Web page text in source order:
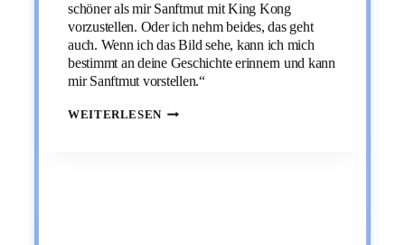
schöner als mir Sanftmut mit King Kong
vorzustellen. Oder ich nehm beides, das geht
auch. Wenn ich das Bild sehe, kann ich mich
bestimmt an deine Geschichte erinnern und kann
mir Sanftmut vorstellen.“
WEITERLESENERKLÄR